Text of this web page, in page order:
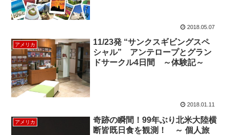
2018.05.07
アメリカ
11/23発 “サンクスギビングスペ
シャル” アンテロープとグラン
ドサークル4日間 ～体験記～
2018.01.11
アメリカ
奇跡の瞬間！99年ぶり北米大陸横
断皆既日食を観測！ ～ 個人旅